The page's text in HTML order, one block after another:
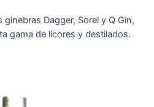
ginebras Dagger, Sorel y Q Gin,
gama de licores y destilados.